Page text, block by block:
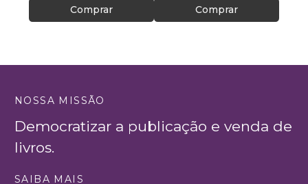
Comprar Comprar
NOSSA MISSÃO
Democratizar a publicação e venda de
livros.
SAIBA MAIS